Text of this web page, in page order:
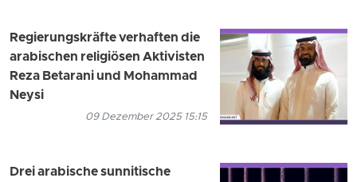
Regierungskräfte verhaften die
arabischen religiösen Aktivisten
Reza Betarani und Mohammad
Neysi
09 Dezember 2025 15:15
Drei arabische sunnitische